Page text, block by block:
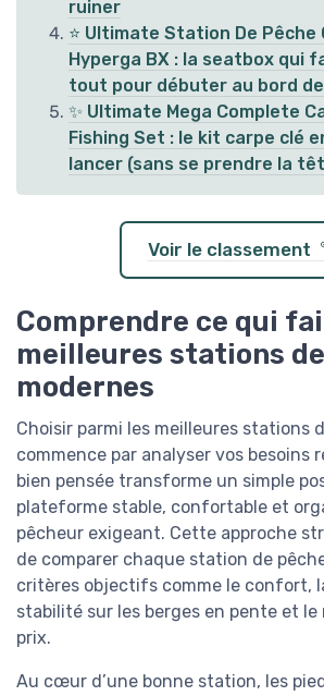
ruiner
⭐ Ultimate Station De Pêche
Hyperga BX : la seatbox qui
tout pour débuter au bord de
✨ Ultimate Mega Complete
Fishing Set : le kit carpe clé
lancer (sans se prendre la
Voir le classement
Comprendre ce qui
meilleures stations
modernes
Choisir parmi les meilleures stations
commence par analyser vos besoins
bien pensée transforme un simple
plateforme stable, confortable et
pêcheur exigeant. Cette approche
de comparer chaque station de
critères objectifs comme le confort,
stabilité sur les berges en pente et
prix.
Au cœur d’une bonne station, les